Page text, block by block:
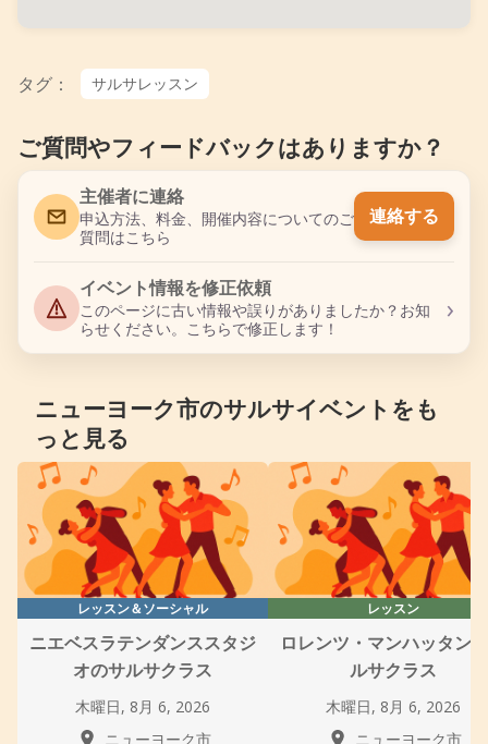
タグ： サルサレッスン
ご質問やフィードバックはありますか？
主催者に連絡
申込方法、料金、開催内容についてのご
質問はこちら
連絡する
イベント情報を修正依頼
このページに古い情報や誤りがありましたか？お知
らせください。こちらで修正します！
›
ニューヨーク市のサルサイベントをも
っと見る
レッスン＆ソーシャル
ニエベスラテンダンススタジ
オのサルサクラス
木曜日, 8月 6, 2026
ニューヨーク市
レッスン
ロレンツ・マンハッタン
ルサクラス
木曜日, 8月 6, 2026
ニューヨーク市